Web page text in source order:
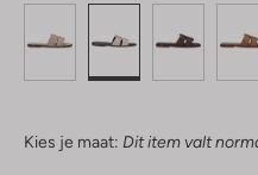
Kies je maat: Dit item valt